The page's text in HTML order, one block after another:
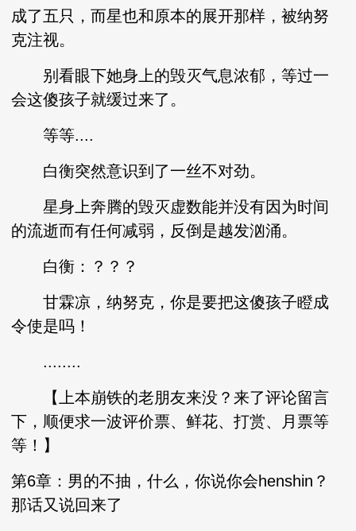
成了五只，而星也和原本的展开那样，被纳努
克注视。
别看眼下她身上的毁灭气息浓郁，等过一
会这傻孩子就缓过来了。
等等....
白衡突然意识到了一丝不对劲。
星身上奔腾的毁灭虚数能并没有因为时间
的流逝而有任何减弱，反倒是越发汹涌。
白衡：？？？
甘霖凉，纳努克，你是要把这傻孩子瞪成
令使是吗！
........
【上本崩铁的老朋友来没？来了评论留言
下，顺便求一波评价票、鲜花、打赏、月票等
等！】
第6章：男的不抽，什么，你说你会henshin？
那话又说回来了